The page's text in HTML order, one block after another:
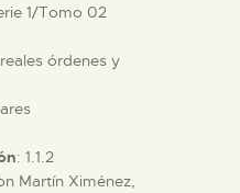
1/Tomo 02
órdenes y
: 1.1.2
Martín Ximénez,